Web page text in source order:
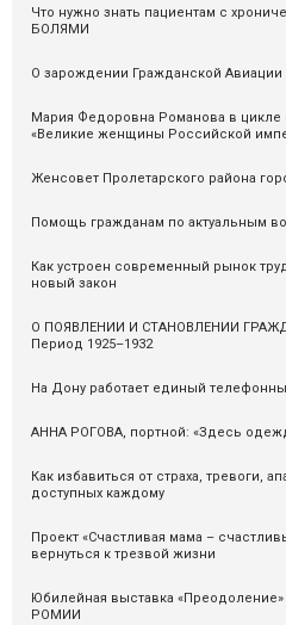
Что нужно знать пациентам с
БОЛЯМИ
О зарождении Гражданской Авиации
Мария Федоровна Романова в
«Великие женщины Российской
Женсовет Пролетарского района
Помощь гражданам по актуальным
Как устроен современный рынок
новый закон
О ПОЯВЛЕНИИ И СТАНОВЛЕНИИ
Период 1925–1932
На Дону работает единый
АННА РОГОВА, портной: «Здесь
Как избавиться от страха, тревоги,
доступных каждому
Проект «Счастливая мама –
вернуться к трезвой жизни
Юбилейная выставка
РОМИИ